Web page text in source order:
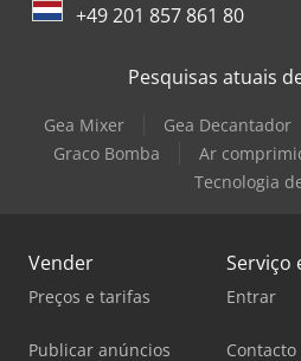
+49 201 857 861 80
Pesquisas atuais
Gea Mixer Gea Decantador
Graco Bomba
Ar
Tecnologia
Vender
Preços e tarifas
Publicar anúncios
Serviço
Entrar
Contacto